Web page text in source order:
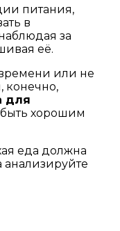
питания,
в
за
её.
или не
конечно,
для
хорошим
еда должна
анализируйте